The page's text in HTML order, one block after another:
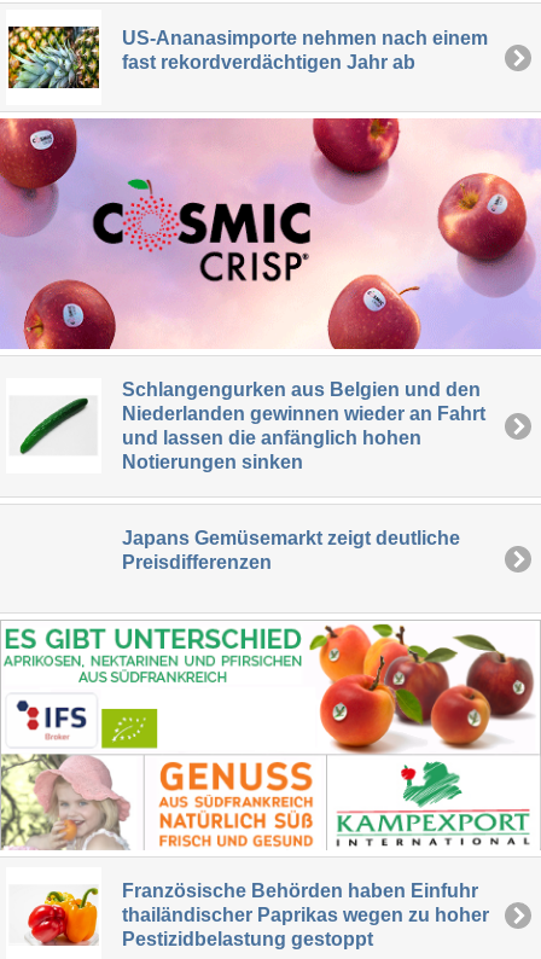
US-Ananasimporte nehmen nach einem
fast rekordverdächtigen Jahr ab
Schlangengurken aus Belgien und den
Niederlanden gewinnen wieder an Fahrt
und lassen die anfänglich hohen
Notierungen sinken
Japans Gemüsemarkt zeigt deutliche
Preisdifferenzen
Französische Behörden haben Einfuhr
thailändischer Paprikas wegen zu hoher
Pestizidbelastung gestoppt